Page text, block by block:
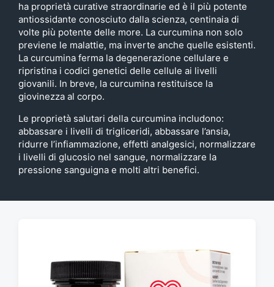
ha proprietà curative straordinarie ed è il più potente
antiossidante conosciuto dalla scienza, centinaia di
volte più potente delle more. La curcumina non solo
previene le malattie, ma inverte anche quelle esistenti.
La curcumina ferma la degenerazione cellulare e
ripristina i codici genetici delle cellule ai livelli
giovanili. In breve, la curcumina restituisce la
giovinezza al corpo.
Le proprietà salutari della curcumina includono:
abbassare i livelli di trigliceridi, abbassare l’ansia,
ridurre l’infiammazione, effetti analgesici, normalizzare
i livelli di glucosio nel sangue, normalizzare la
pressione sanguigna e molti altri benefici.